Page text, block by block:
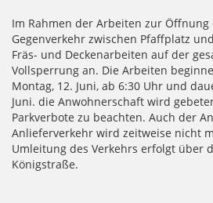
Im Rahmen der Arbeiten zur Öffnung
Gegenverkehr zwischen Pfaffplatz
Fräs- und Deckenarbeiten auf der
Vollsperrung an. Die Arbeiten
Montag, 12. Juni, ab 6:30 Uhr und
Juni. die Anwohnerschaft wird
Parkverbote zu beachten. Auch der
Anlieferverkehr wird zeitweise nicht
Umleitung des Verkehrs erfolgt über
Königstraße.